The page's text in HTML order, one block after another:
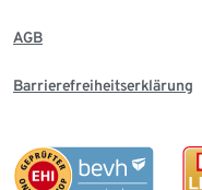
AGB
Barrierefreiheitserklärung